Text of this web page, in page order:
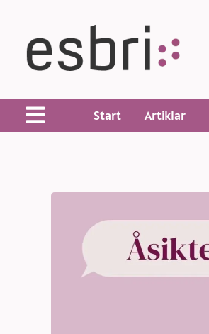
Start Artiklar